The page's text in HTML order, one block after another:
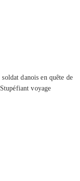
danois en quête de
voyage